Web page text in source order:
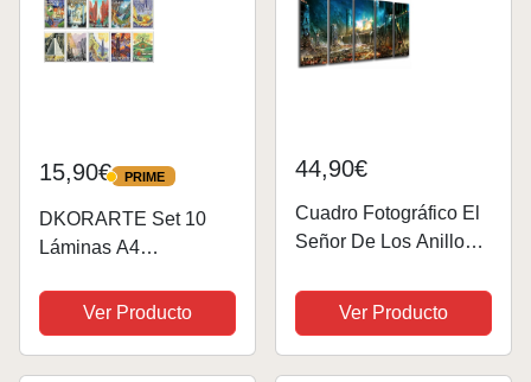
15,90€ PRIME
PRIME
DKORARTE Set 10
Láminas A4
para Cuadros
Decoración Salón
Modernos, Dormitorios,
Ver Producto
44,90€
Cuadro Fotográfico El
Señor De Los Anillos,
Media Tamaño total:
165 x 62 cm XXL,
Multicolor
Ver Producto